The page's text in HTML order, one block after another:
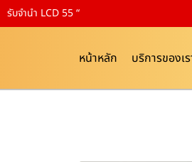
รับจำนำ LCD 55 “
หน้าหลัก บริการของเ